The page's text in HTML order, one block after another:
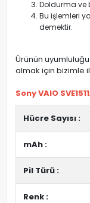
Doldurma ve
Bu işlemleri
demektir.
Ürünün
almak için bizimle
Sony VAIO
Hücre Sayısı :
mAh :
Pil Türü :
Renk :